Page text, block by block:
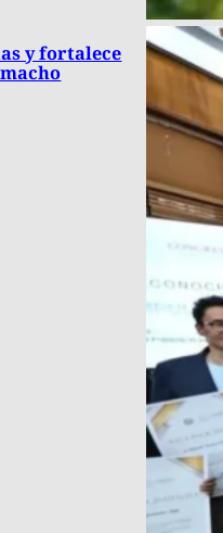
y fortalece